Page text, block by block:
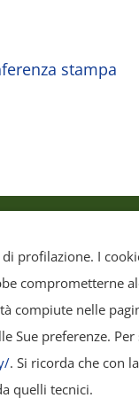
stampa
le immagini, la grafica
in parte. Tutti i
fine illecito o commerciale,
sarà perseguita secondo
profilazione. I
comprometterne
compiute nelle
Sue preferenze.
. Si ricorda che con
quelli tecnici.